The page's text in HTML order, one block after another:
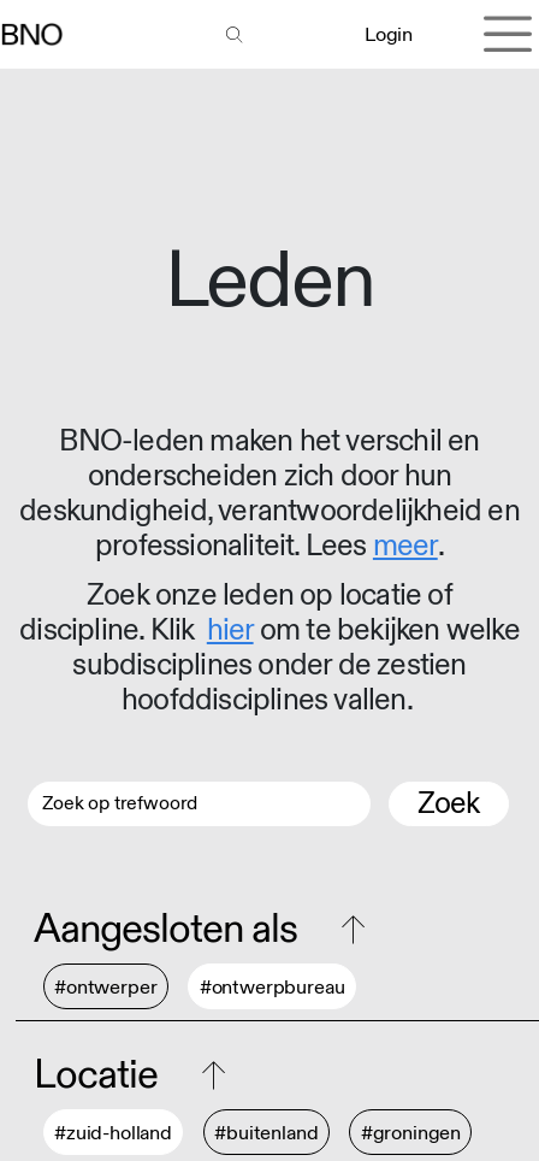
Login
Leden
BNO-leden maken het verschil en
onderscheiden zich door hun
deskundigheid, verantwoordelijkheid en
professionaliteit. Lees meer.
Zoek onze leden op locatie of
discipline. Klik hierom te bekijken welke
subdisciplines onder de zestien
hoofddisciplines vallen.
Zoek
Aangesloten als
#ontwerper #ontwerpbureau
Locatie
#zuid-holland #buitenland #groningen